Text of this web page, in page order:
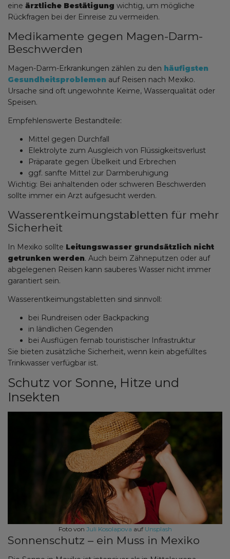
eine ärztliche Bestätigung wichtig, um mögliche
Rückfragen bei der Einreise zu vermeiden.
Medikamente gegen Magen-Darm-
Beschwerden
Magen-Darm-Erkrankungen zählen zu den häufigsten
Gesundheitsproblemen auf Reisen nach Mexiko.
Ursache sind oft ungewohnte Keime, Wasserqualität oder
Speisen.
Empfehlenswerte Bestandteile:
Mittel gegen Durchfall
Elektrolyte zum Ausgleich von Flüssigkeitsverlust
Präparate gegen Übelkeit und Erbrechen
ggf. sanfte Mittel zur Darmberuhigung
Wichtig: Bei anhaltenden oder schweren Beschwerden
sollte immer ein Arzt aufgesucht werden.
Wasserentkeimungstabletten für mehr
Sicherheit
In Mexiko sollte Leitungswasser grundsätzlich nicht
getrunken werden. Auch beim Zähneputzen oder auf
abgelegenen Reisen kann sauberes Wasser nicht immer
garantiert sein.
Wasserentkeimungstabletten sind sinnvoll:
bei Rundreisen oder Backpacking
in ländlichen Gegenden
bei Ausflügen fernab touristischer Infrastruktur
Sie bieten zusätzliche Sicherheit, wenn kein abgefülltes
Trinkwasser verfügbar ist.
Schutz vor Sonne, Hitze und
Insekten
Foto von Juli Kosolapova auf Unsplash
Sonnenschutz – ein Muss in Mexiko